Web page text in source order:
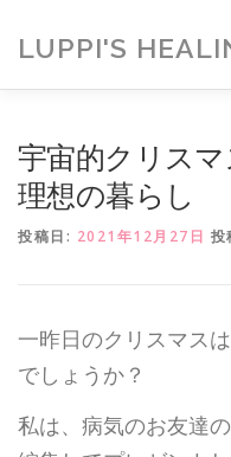
LUPPI'S
宇宙的クリス
理想の暮らし
投稿日: 2021年12月27日 投
一昨日のクリスマス
でしょうか？
私は、病気のお友達